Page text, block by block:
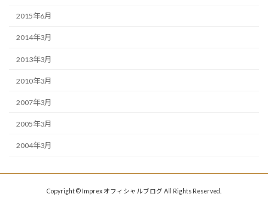
2015年6月
2014年3月
2013年3月
2010年3月
2007年3月
2005年3月
2004年3月
Copyright © Imprex オフィシャルブログ All Rights Reserved.